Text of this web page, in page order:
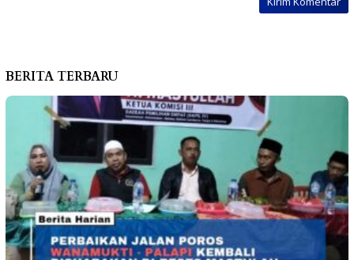
BERITA TERBARU